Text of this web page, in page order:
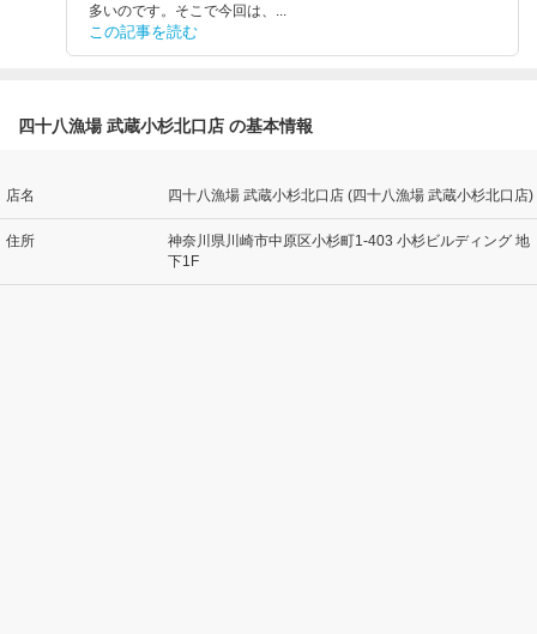
多いのです。そこで今回は、...
この記事を読む
四十八漁場 武蔵小杉北口店 の基本情報
店名 四十八漁場 武蔵小杉北口店 (四十八漁場 武蔵小杉北口店)
住所
神奈川県川崎市中原区小杉町1-403 小杉ビルディング 地
下1F